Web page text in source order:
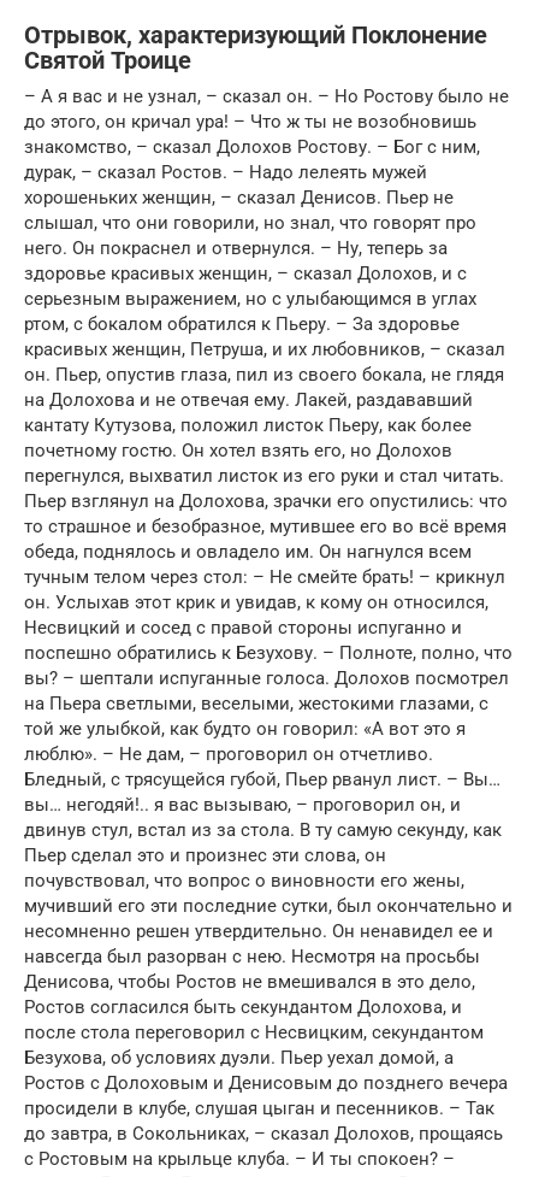
Отрывок, характеризующий Поклонение
Святой Троице
– А я вас и не узнал, – сказал он. – Но Ростову было не
до этого, он кричал ура! – Что ж ты не возобновишь
знакомство, – сказал Долохов Ростову. – Бог с ним,
дурак, – сказал Ростов. – Надо лелеять мужей
хорошеньких женщин, – сказал Денисов. Пьер не
слышал, что они говорили, но знал, что говорят про
него. Он покраснел и отвернулся. – Ну, теперь за
здоровье красивых женщин, – сказал Долохов, и с
серьезным выражением, но с улыбающимся в углах
ртом, с бокалом обратился к Пьеру. – За здоровье
красивых женщин, Петруша, и их любовников, – сказал
он. Пьер, опустив глаза, пил из своего бокала, не глядя
на Долохова и не отвечая ему. Лакей, раздававший
кантату Кутузова, положил листок Пьеру, как более
почетному гостю. Он хотел взять его, но Долохов
перегнулся, выхватил листок из его руки и стал читать.
Пьер взглянул на Долохова, зрачки его опустились: что
то страшное и безобразное, мутившее его во всё время
обеда, поднялось и овладело им. Он нагнулся всем
тучным телом через стол: – Не смейте брать! – крикнул
он. Услыхав этот крик и увидав, к кому он относился,
Несвицкий и сосед с правой стороны испуганно и
поспешно обратились к Безухову. – Полноте, полно, что
вы? – шептали испуганные голоса. Долохов посмотрел
на Пьера светлыми, веселыми, жестокими глазами, с
той же улыбкой, как будто он говорил: «А вот это я
люблю». – Не дам, – проговорил он отчетливо.
Бледный, с трясущейся губой, Пьер рванул лист. – Вы…
вы… негодяй!.. я вас вызываю, – проговорил он, и
двинув стул, встал из за стола. В ту самую секунду, как
Пьер сделал это и произнес эти слова, он
почувствовал, что вопрос о виновности его жены,
мучивший его эти последние сутки, был окончательно и
несомненно решен утвердительно. Он ненавидел ее и
навсегда был разорван с нею. Несмотря на просьбы
Денисова, чтобы Ростов не вмешивался в это дело,
Ростов согласился быть секундантом Долохова, и
после стола переговорил с Несвицким, секундантом
Безухова, об условиях дуэли. Пьер уехал домой, а
Ростов с Долоховым и Денисовым до позднего вечера
просидели в клубе, слушая цыган и песенников. – Так
до завтра, в Сокольниках, – сказал Долохов, прощаясь
с Ростовым на крыльце клуба. – И ты спокоен? –